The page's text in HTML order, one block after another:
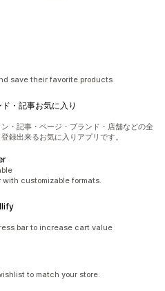
save their favorite products
・記事お気に入り
ン・記事・ページ・ブランド・店舗などの全
録出来るお気に入りアプリです。
customizable formats.
bar to increase cart value
to match your store.